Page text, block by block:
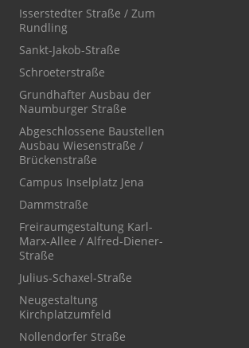
Isserstedter Straße / Zum
Rundling
Sankt-Jakob-Straße
Schroeterstraße
Grundhafter Ausbau der
Naumburger Straße
Abgeschlossene Baustellen
Ausbau Wiesenstraße /
Brückenstraße
Campus Inselplatz Jena
Dammstraße
Freiraumgestaltung Karl-
Marx-Allee / Alfred-Diener-
Straße
Julius-Schaxel-Straße
Neugestaltung
Kirchplatzumfeld
Nollendorfer Straße